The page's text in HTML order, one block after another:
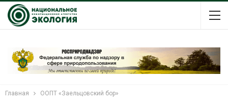
Главная ООПТ «Заельцовский бор»